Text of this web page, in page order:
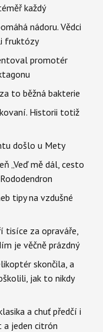
každý
nádoru. Vědci
fruktózy
promotér
to běžná bakterie
Historii totiž
došlo u Mety
„Veď mě dál, cesto
tipy na vzdušné
tisíce za opraváře,
je věčně prázdný
skončila, a
jak to nikdy
a chuť předčí i
a jeden citrón